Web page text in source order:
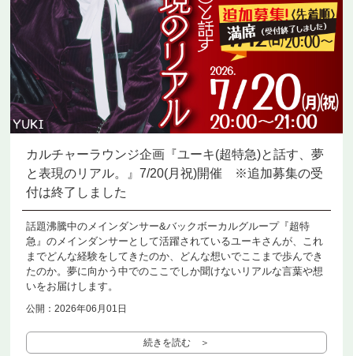
カルチャーラウンジ企画『ユーキ(超特急)と話す、夢
と表現のリアル。』7/20(月祝)開催 ※追加募集の受
付は終了しました
話題沸騰中のメインダンサー&バックボーカルグループ『超特
急』のメインダンサーとして活躍されているユーキさんが、これ
までどんな経験をしてきたのか、どんな想いでここまで歩んでき
たのか。夢に向かう中でのここでしか聞けないリアルな言葉や想
いをお届けします。
公開：2026年06月01日
続きを読む ＞